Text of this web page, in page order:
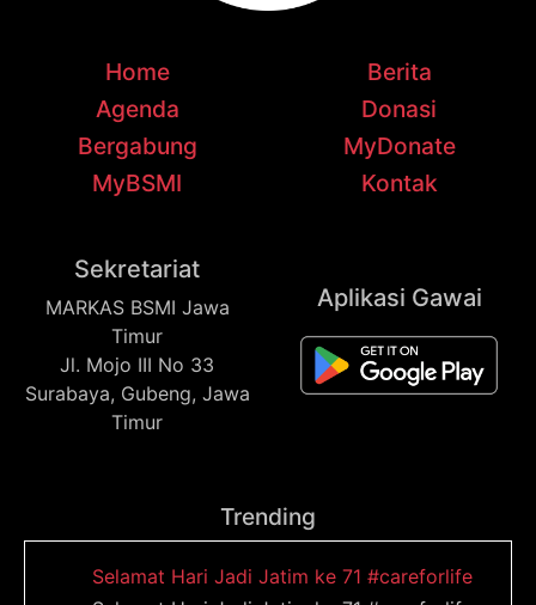
Home
Berita
Agenda
Donasi
Bergabung
MyDonate
MyBSMI
Kontak
Sekretariat
MARKAS BSMI Jawa
Timur
Jl. Mojo III No 33
Surabaya, Gubeng, Jawa
Timur
Aplikasi Gawai
Trending
Selamat Hari Jadi Jatim ke 71 #careforlife